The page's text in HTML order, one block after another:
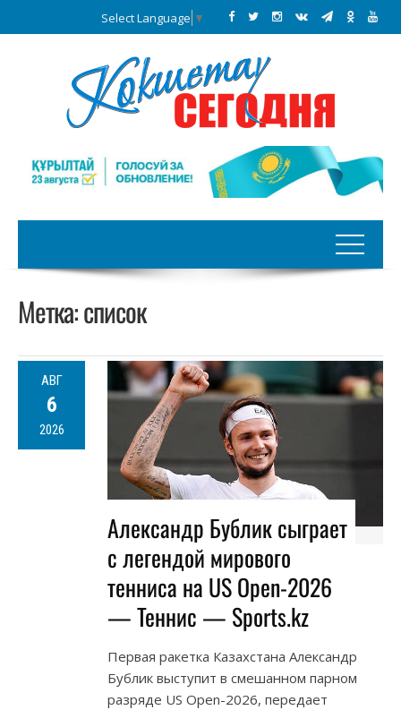
Select Language ▼
Метка:список
АВГ
6
2026
Александр Бублик сыграет
с легендой мирового
тенниса на US Open-2026
— Теннис — Sports.kz
Первая ракетка Казахстана Александр
Бублик выступит в смешанном парном
разряде US Open-2026, передает